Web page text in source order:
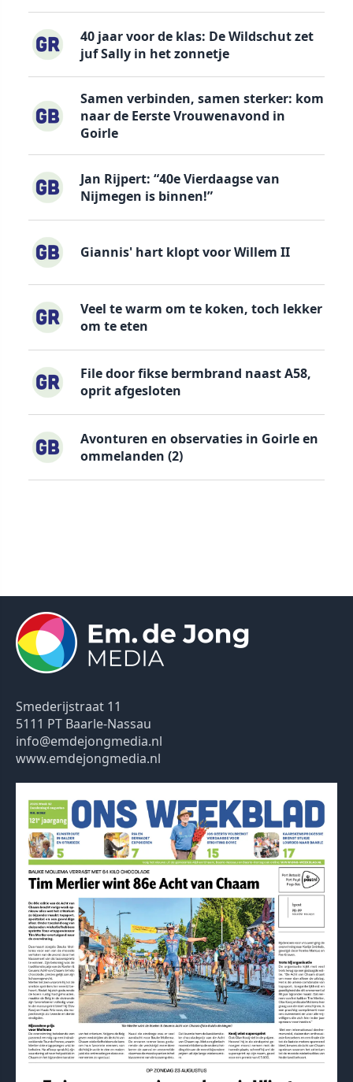
40 jaar voor de klas: De Wildschut zet
juf Sally in het zonnetje
Samen verbinden, samen sterker: kom
naar de Eerste Vrouwenavond in
Goirle
Jan Rijpert: “40e Vierdaagse van
Nijmegen is binnen!”
Giannis' hart klopt voor Willem II
Veel te warm om te koken, toch lekker
om te eten
File door fikse bermbrand naast A58,
oprit afgesloten
Avonturen en observaties in Goirle en
ommelanden (2)
Smederijstraat 11
5111 PT Baarle-Nassau
info@emdejongmedia.nl
www.emdejongmedia.nl